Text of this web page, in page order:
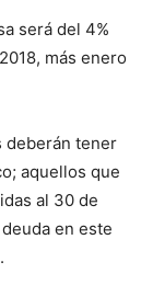
será del 4%
más enero
deberán tener
aquellos que
al 30 de
en este